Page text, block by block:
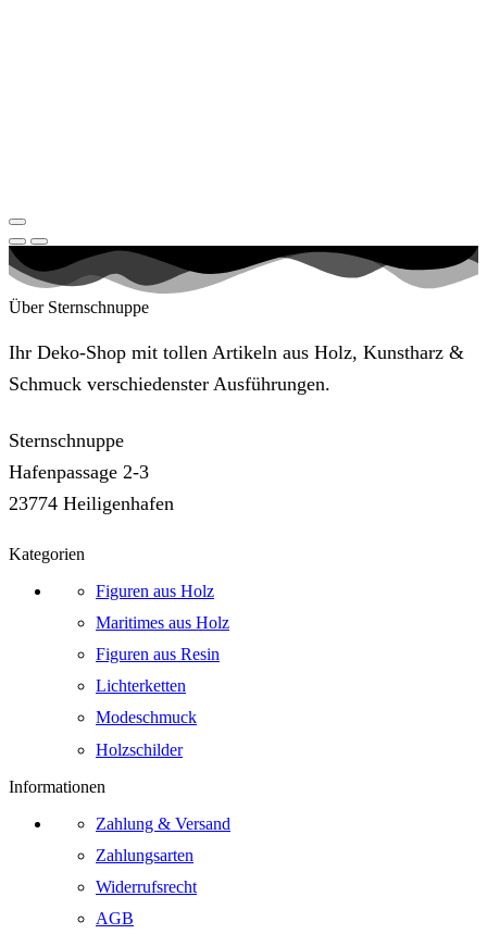
Über Sternschnuppe
Ihr Deko-Shop mit tollen Artikeln aus Holz, Kunstharz &
Schmuck verschiedenster Ausführungen.
Sternschnuppe
Hafenpassage 2-3
23774 Heiligenhafen
Kategorien
Figuren aus Holz
Maritimes aus Holz
Figuren aus Resin
Lichterketten
Modeschmuck
Holzschilder
Informationen
Zahlung & Versand
Zahlungsarten
Widerrufsrecht
AGB